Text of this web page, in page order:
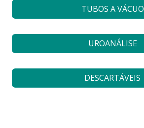
TUBOS A VÁCUO
UROANÁLISE
DESCARTÁVEIS